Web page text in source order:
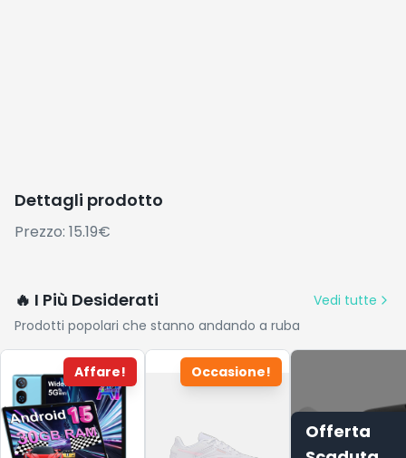
Dettagli prodotto
Prezzo: 15.19€
🔥 I Più Desiderati
Vedi tutte
Prodotti popolari che stanno andando a ruba
Affare! Occasione!
Offerta